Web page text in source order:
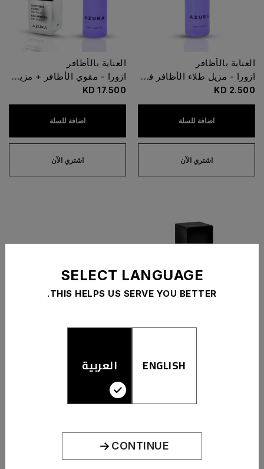
SELECT LANGUAGE
THIS HELPS US SERVE YOU BETTER.
ENGLISH العربية
CONTINUE
العناية بالأظافر
ازورا - مزيل طلاء الأظافر فائق السرعة
2.500 KD
اضافة للسلة
اشتري الآن
العناية بالأظافر
ازورا - مقوي الأظافر + مزيل طلاء الأظافر
17.500 KD
اضافة للسلة
اشتري الآن
العناية بالأظافر